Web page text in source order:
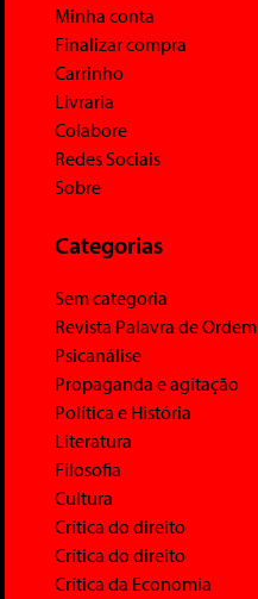
Minha conta
Finalizar compra
Carrinho
Livraria
Colabore
Redes Sociais
Sobre
Categorias
Sem categoria
Revista Palavra de Ordem
Psicanálise
Propaganda e agitação
Política e História
Literatura
Filosofia
Cultura
Crítica do direito
Crítica do direito
Crítica da Economia